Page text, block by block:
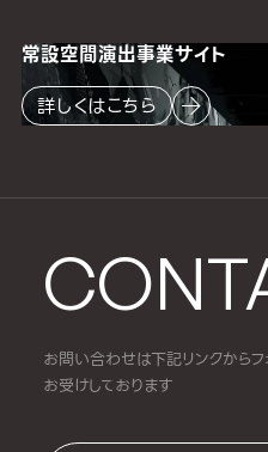
お問い合わせは下記リンクからフ
お受けしております
常設空間演出事業サイト
詳しくはこちら